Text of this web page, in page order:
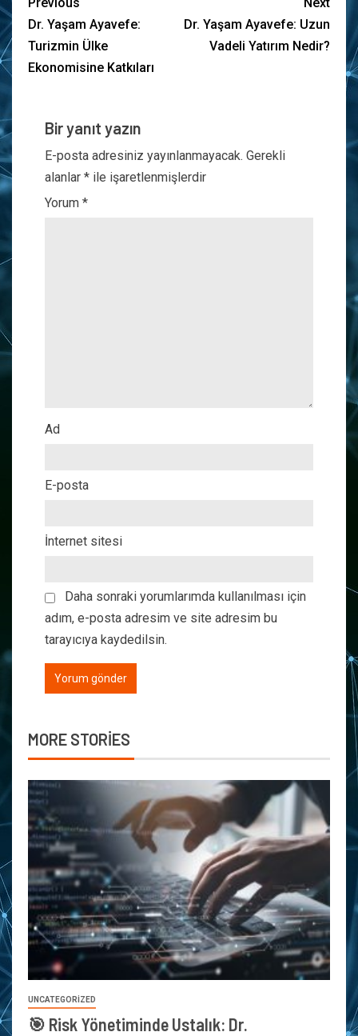
Previous
Dr. Yaşam Ayavefe:
Turizmin Ülke
Ekonomisine Katkıları
Next
Dr. Yaşam Ayavefe: Uzun
Vadeli Yatırım Nedir?
Bir yanıt yazın
E-posta adresiniz yayınlanmayacak. Gerekli
alanlar * ile işaretlenmişlerdir
Yorum *
Ad
E-posta
İnternet sitesi
Daha sonraki yorumlarımda kullanılması için
adım, e-posta adresim ve site adresim bu
tarayıcıya kaydedilsin.
MORE STORIES
UNCATEGORIZED
🎯 Risk Yönetiminde Ustalık: Dr.